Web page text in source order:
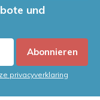
und
Abonnieren
privacyverklaring